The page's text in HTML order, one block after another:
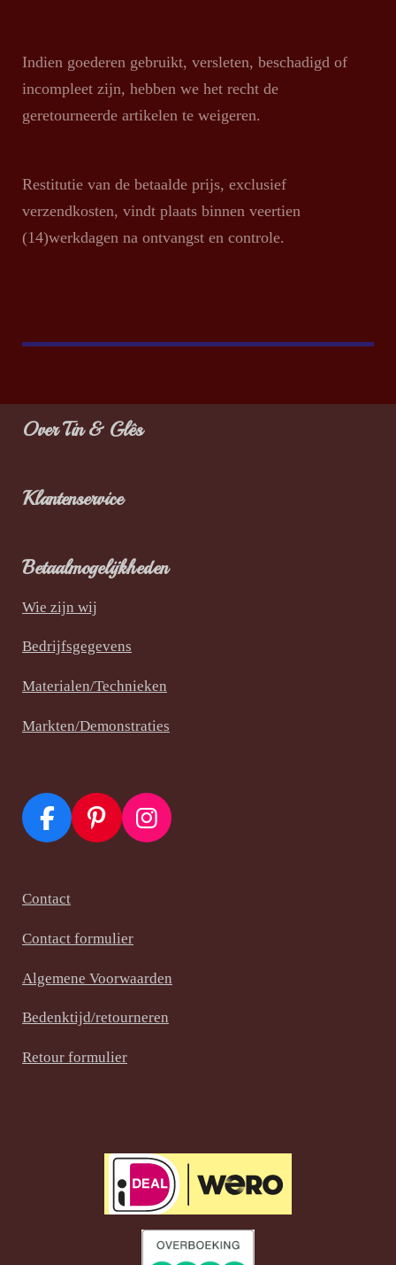
Indien goederen gebruikt, versleten, beschadigd of
incompleet zijn, hebben we het recht de
geretourneerde artikelen te weigeren.
Restitutie van de betaalde prijs, exclusief
verzendkosten, vindt plaats binnen veertien
(14)werkdagen na ontvangst en controle.
Over Tin & Glês
Klantenservice
Betaalmogelijkheden
Wie zijn wij
Bedrijfsgegevens
Materialen/Technieken
Markten/Demonstraties
F
e
o
o
P
r
e
t
I
r
m
Contact
Contact formulier
Algemene Voorwaarden
Bedenktijd/retourneren
Retour formulier